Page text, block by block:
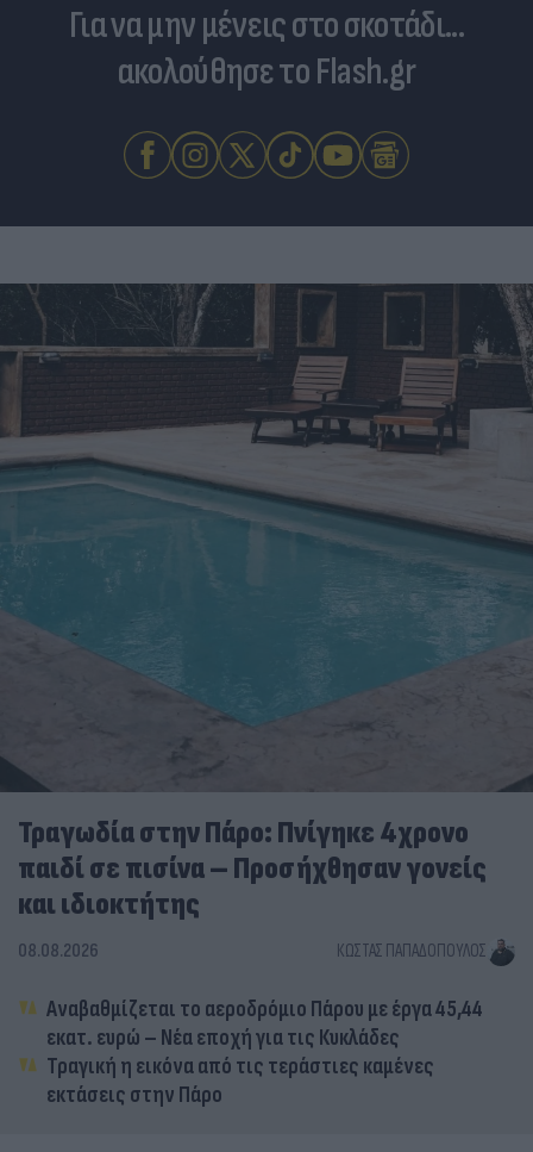
Για να μην μένεις στο σκοτάδι...
ακολούθησε το Flash.gr
Τραγωδία στην Πάρο: Πνίγηκε 4χρονο
παιδί σε πισίνα – Προσήχθησαν γονείς
και ιδιοκτήτης
08.08.2026 ΚΏΣΤΑΣ ΠΑΠΑΔΌΠΟΥΛΟΣ
Αναβαθμίζεται το αεροδρόμιο Πάρου με έργα 45,44
εκατ. ευρώ – Νέα εποχή για τις Κυκλάδες
Τραγική η εικόνα από τις τεράστιες καμένες
εκτάσεις στην Πάρο